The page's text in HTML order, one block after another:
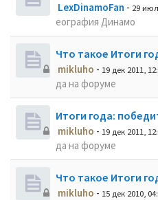
LexDinamoFan - 29
еография Динамо
Что такое Итоги
mikluho - 19 дек 2011,
да на форуме
Итоги года:
mikluho - 19 дек 2011,
да на форуме
Что такое Итоги
mikluho - 15 дек 2010,